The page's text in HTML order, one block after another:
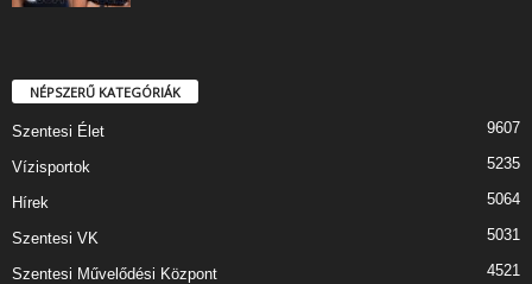
NÉPSZERŰ KATEGÓRIÁK
Szentesi Élet 9607
Vízisportok 5235
Hírek 5064
Szentesi VK 5031
Szentesi Művelődési Központ 4521